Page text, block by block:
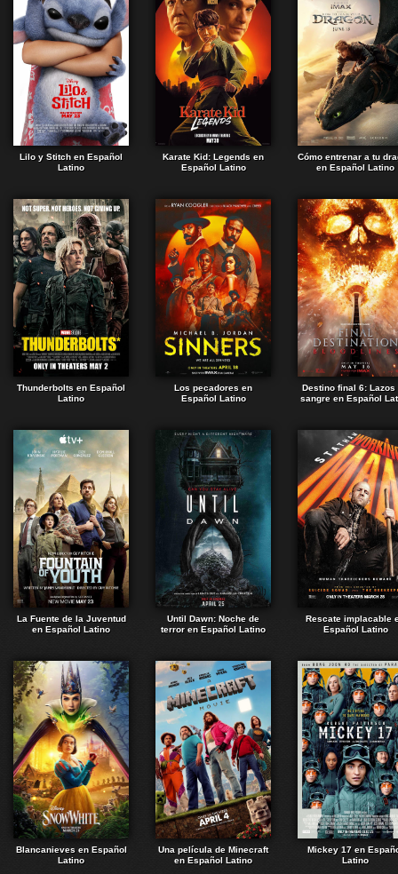
Lilo y Stitch en Español
Latino
Karate Kid: Legends en
Español Latino
Cómo entrenar a tu
en Español Latino
Thunderbolts en Español
Latino
Los pecadores en
Español Latino
Destino final 6: Lazos
sangre en Español
La Fuente de la Juventud
en Español Latino
Until Dawn: Noche de
terror en Español Latino
Rescate implacable
Español Latino
Blancanieves en Español
Latino
Una película de Minecraft
en Español Latino
Mickey 17 en
Latino